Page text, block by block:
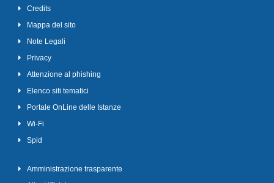
Credits
Mappa del sito
Note Legali
Privacy
Attenzione al phishing
Elenco siti tematici
Portale OnLine delle Istanze
Wi-Fi
Spid
Amministrazione trasparente